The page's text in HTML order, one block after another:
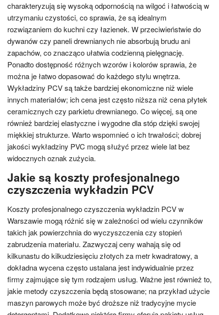
charakteryzują się wysoką odpornością na wilgoć i łatwością w
utrzymaniu czystości, co sprawia, że są idealnym
rozwiązaniem do kuchni czy łazienek. W przeciwieństwie do
dywanów czy paneli drewnianych nie absorbują brudu ani
zapachów, co znacząco ułatwia codzienną pielęgnację.
Ponadto dostępność różnych wzorów i kolorów sprawia, że
można je łatwo dopasować do każdego stylu wnętrza.
Wykładziny PCV są także bardziej ekonomiczne niż wiele
innych materiałów; ich cena jest często niższa niż cena płytek
ceramicznych czy parkietu drewnianego. Co więcej, są one
również bardziej elastyczne i wygodne dla stóp dzięki swojej
miękkiej strukturze. Warto wspomnieć o ich trwałości; dobrej
jakości wykładziny PVC mogą służyć przez wiele lat bez
widocznych oznak zużycia.
Jakie są koszty profesjonalnego
czyszczenia wykładzin PCV
Koszty profesjonalnego czyszczenia wykładzin PCV w
Warszawie mogą różnić się w zależności od wielu czynników
takich jak powierzchnia do wyczyszczenia czy stopień
zabrudzenia materiału. Zazwyczaj ceny wahają się od
kilkunastu do kilkudziesięciu złotych za metr kwadratowy, a
dokładna wycena często ustalana jest indywidualnie przez
firmy zajmujące się tym rodzajem usług. Ważne jest również to,
jakie metody czyszczenia będą stosowane; na przykład użycie
maszyn parowych może być droższe niż tradycyjne mycie